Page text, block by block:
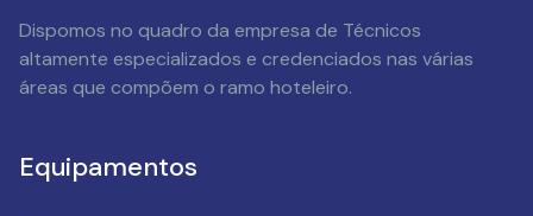
Dispomos no quadro da empresa de Técnicos
altamente especializados e credenciados nas várias
áreas que compõem o ramo hoteleiro.
Equipamentos